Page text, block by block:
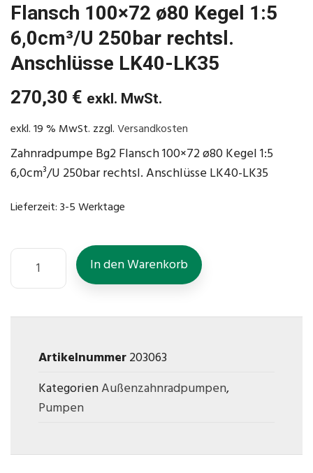
Flansch 100×72 ø80 Kegel 1:5
6,0cm³/U 250bar rechtsl.
Anschlüsse LK40-LK35
270,30 € exkl. MwSt.
exkl. 19 % MwSt. zzgl.Versandkosten
Zahnradpumpe Bg2 Flansch 100×72 ø80 Kegel 1:5
6,0cm³/U 250bar rechtsl. Anschlüsse LK40-LK35
Lieferzeit:3-5 Werktage
In den Warenkorb
Artikelnummer203063
KategorienAußenzahnradpumpen,
Pumpen